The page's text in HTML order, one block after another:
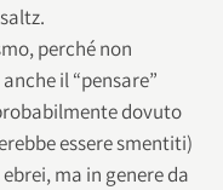
perché non
il “pensare”
dovuto
essere smentiti)
ma in genere da